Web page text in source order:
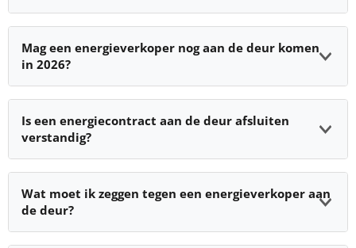
Mag een energieverkoper nog aan de deur komen
in 2026?
Is een energiecontract aan de deur afsluiten
verstandig?
Wat moet ik zeggen tegen een energieverkoper aan
de deur?